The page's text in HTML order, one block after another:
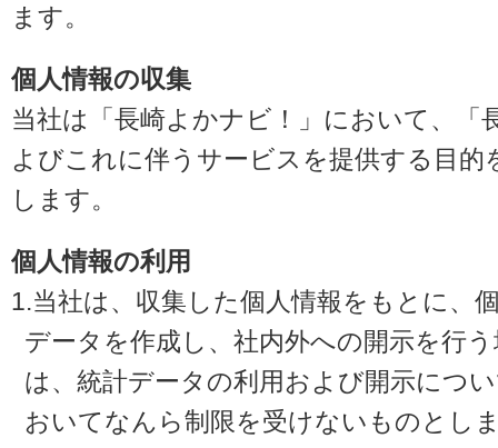
ます。
個人情報の収集
当社は「長崎よかナビ！」において、「
よびこれに伴うサービスを提供する目的
します。
個人情報の利用
1.当社は、収集した個人情報をもとに、
データを作成し、社内外への開示を行
は、統計データの利用および開示につ
おいてなんら制限を受けないものとし